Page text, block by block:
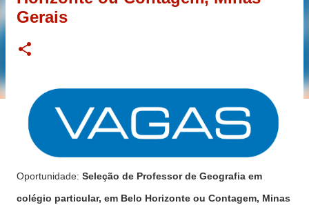
Gerais
Oportunidade: Seleção de Professor de Geografia em
colégio particular, em Belo Horizonte ou Contagem, Minas